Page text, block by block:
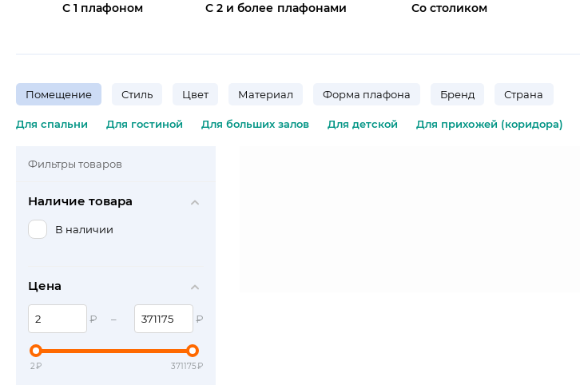
С 1 плафоном С 2 и более плафонами Со столиком
Помещение Стиль Цвет Материал Форма плафона Бренд Страна
Для спальни Для гостиной Для больших залов Для детской Для прихожей (коридора)
Фильтры товаров
Наличие товара
В наличии
Цена
₽ – ₽
2₽ 371175₽